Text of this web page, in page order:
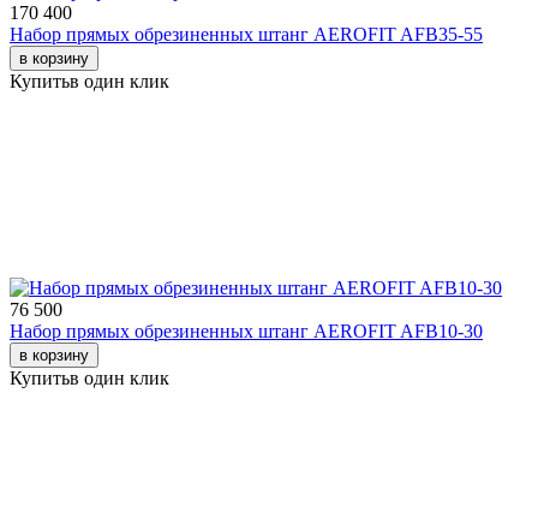
170 400
Набор прямых обрезиненных штанг AEROFIT AFB35-55
в корзину
Купитьв один клик
76 500
Набор прямых обрезиненных штанг AEROFIT AFB10-30
в корзину
Купитьв один клик